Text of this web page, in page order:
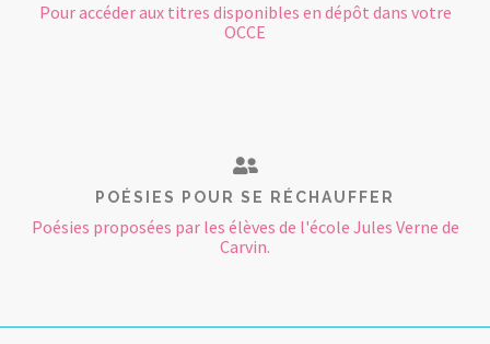
Pour accéder aux titres disponibles en dépôt dans votre
OCCE
POÉSIES POUR SE RÉCHAUFFER
Poésies proposées par les élèves de l'école Jules Verne de
Carvin.